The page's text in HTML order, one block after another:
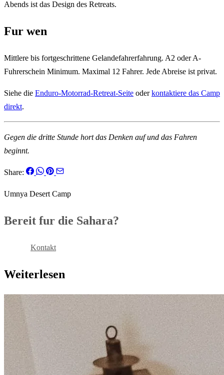
Abends ist das Design des Retreats.
Fur wen
Mittlere bis fortgeschrittene Gelandefahrerfahrung. A2 oder A-
Fuhrerschein Minimum. Maximal 12 Fahrer. Jede Abreise ist privat.
Siehe die Enduro-Motorrad-Retreat-Seite oderkontaktiere das Camp
direkt.
Gegen die dritte Stunde hort das Denken auf und das Fahren
beginnt.
Share:
Umnya Desert Camp
Bereit fur die Sahara?
Kontakt
Weiterlesen